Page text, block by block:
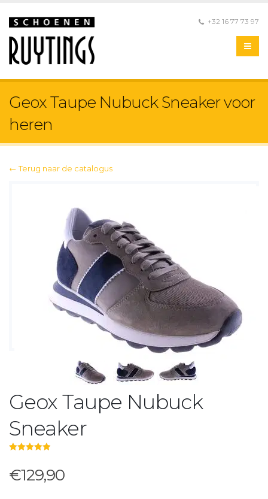
+32 16 77 73 97
Geox Taupe Nubuck Sneaker voor
heren
← Terug naar de catalogus
Geox Taupe Nubuck
Sneaker
€129,90